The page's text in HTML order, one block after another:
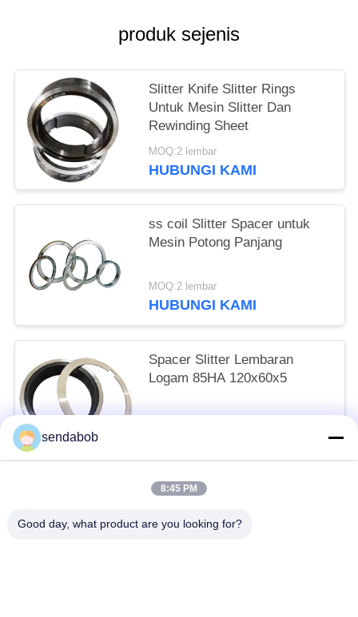
produk sejenis
Slitter Knife Slitter Rings
Untuk Mesin Slitter Dan
Rewinding Sheet
MOQ:2 lembar
HUBUNGI KAMI
ss coil Slitter Spacer untuk
Mesin Potong Panjang
MOQ:2 lembar
HUBUNGI KAMI
Spacer Slitter Lembaran
Logam 85HA 120x60x5
sendabob
8:45 PM
Good day, what product are you looking for?